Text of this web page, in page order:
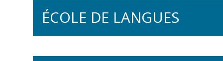
ÉCOLE DE LANGUES